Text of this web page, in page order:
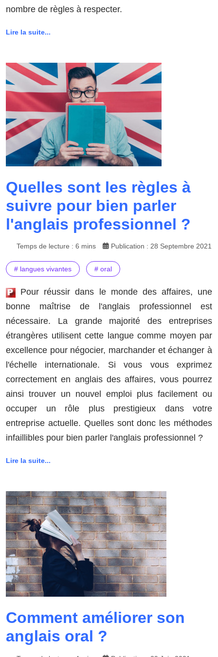
nombre de règles à respecter.
Lire la suite...
Quelles sont les règles à
suivre pour bien parler
l'anglais professionnel ?
Temps de lecture : 6 mins Publication : 28 Septembre 2021
# langues vivantes # oral
Pour réussir dans le monde des affaires, une
bonne maîtrise de l'anglais professionnel est
nécessaire. La grande majorité des entreprises
étrangères utilisent cette langue comme moyen par
excellence pour négocier, marchander et échanger à
l'échelle internationale. Si vous vous exprimez
correctement en anglais des affaires, vous pourrez
ainsi trouver un nouvel emploi plus facilement ou
occuper un rôle plus prestigieux dans votre
entreprise actuelle. Quelles sont donc les méthodes
infaillibles pour bien parler l'anglais professionnel ?
Lire la suite...
Comment améliorer son
anglais oral ?